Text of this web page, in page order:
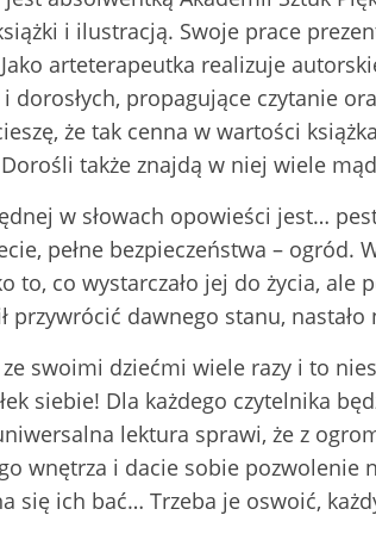
i ilustracją. Swoje prace
arteterapeutka realizuje
dorosłych, propagujące czytanie
że tak cenna w wartości
także znajdą w niej wiele
w słowach opowieści jest…
pełne bezpieczeństwa – ogród.
to, co wystarczało jej do życia, ale
przywrócić dawnego stanu, nastało
ze swoimi dziećmi wiele razy i to
siebie! Dla każdego czytelnika
lektura sprawi, że z
wnętrza i dacie sobie pozwolenie
się ich bać… Trzeba je oswoić,